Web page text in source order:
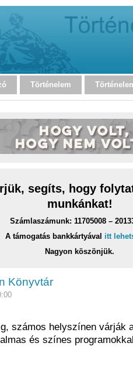
Történelem
segíts, hogy
munkánkat!
Számlaszámunk: 11705008 –
A támogatás bankkártyával itt
Nagyon köszönjük.
Könyvtár
számos helyszínen várják
és színes